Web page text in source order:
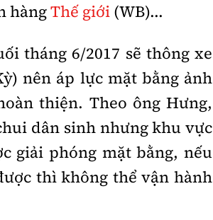
hàngThế giới (WB)...
tháng 6/2017 sẽ thông xe
nên áp lực mặt bằng ảnh
thiện. Theo ông Hưng,
dân sinh nhưng khu vực
giải phóng mặt bằng, nếu
thì không thể vận hành